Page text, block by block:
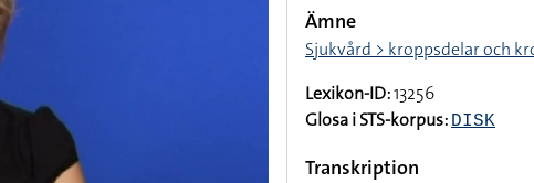
Ämne
Sjukvård > kroppsdelar och
Lexikon-ID:13256
Glosa i STS-korpus: DISK
Transkription